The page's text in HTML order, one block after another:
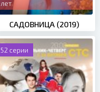
лет
САДОВНИЦА (2019)
52 серии